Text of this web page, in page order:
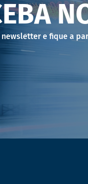
newsletter e fique a